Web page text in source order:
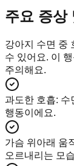
주요 증상
강아지 수면 중
수 있어요. 이
주의해요.
과도한 호흡: 수
행동이에요.
가슴 위아래 움
오르내리는 모